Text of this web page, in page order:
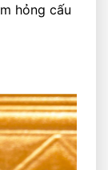
hỏng cấu